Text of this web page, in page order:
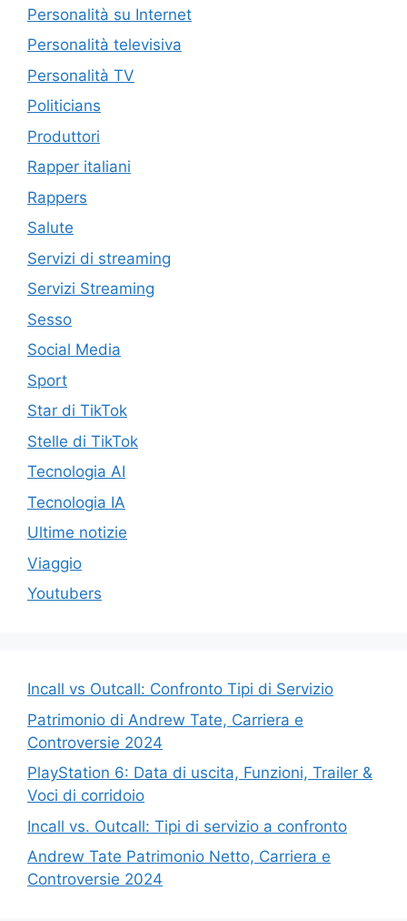
Personalità su Internet
Personalità televisiva
Personalità TV
Politicians
Produttori
Rapper italiani
Rappers
Salute
Servizi di streaming
Servizi Streaming
Sesso
Social Media
Sport
Star di TikTok
Stelle di TikTok
Tecnologia AI
Tecnologia IA
Ultime notizie
Viaggio
Youtubers
Incall vs Outcall: Confronto Tipi di Servizio
Patrimonio di Andrew Tate, Carriera e
Controversie 2024
PlayStation 6: Data di uscita, Funzioni, Trailer &
Voci di corridoio
Incall vs. Outcall: Tipi di servizio a confronto
Andrew Tate Patrimonio Netto, Carriera e
Controversie 2024